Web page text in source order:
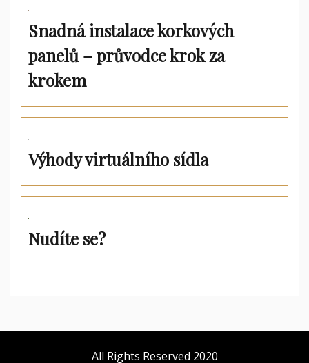
Snadná instalace korkových
panelů – průvodce krok za
krokem
Výhody virtuálního sídla
Nudíte se?
All Rights Reserved 2020